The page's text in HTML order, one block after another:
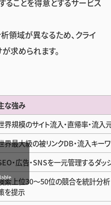
ことを得意とするサービス
領域が異なるため、クライ
求められます。
な強み
界規模のサイト流入・直帰率・流入
界最大級の被リンクDB・流入キー
・広告・SNSを一元管理するダッ
索上位30〜50位の競合を統計分
を提示